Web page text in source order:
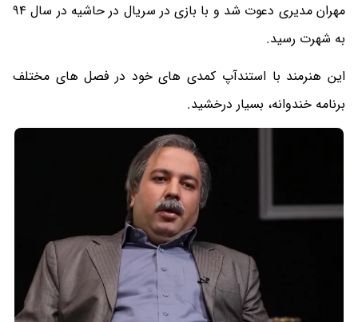
مهران مدیری دعوت شد و با بازی در سریال در حاشیه در سال 94
به شهرت رسید.
این هنرمند با استندآپ کمدی های خود در فصل های مختلف
برنامه خندوانه، بسیار درخشید.